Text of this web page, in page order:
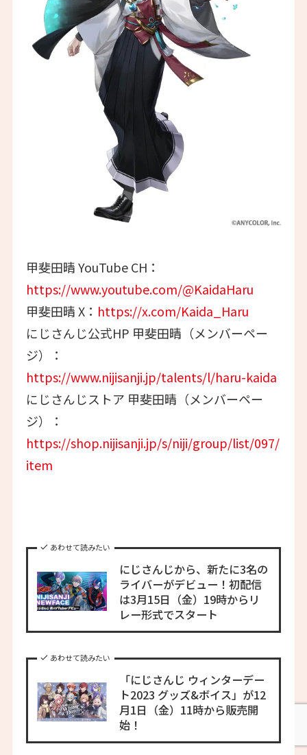
甲斐田晴 YouTube CH：
https://www.youtube.com/@KaidaHaru
甲斐田晴 X： https://x.com/Kaida_Haru
にじさんじ公式HP 甲斐田晴（メンバーペー
ジ）：
https://www.nijisanji.jp/talents/l/haru-kaida
にじさんじストア 甲斐田晴（メンバーペー
ジ）：
https://shop.nijisanji.jp/s/niji/group/list/097/
item
あわせて読みたい
にじさんじから、新たに3名の
ライバーがデビュー！初配信
は3月15日（金）19時からリ
レー形式でスタート
あわせて読みたい
「にじさんじ ウィンターデー
ト2023 グッズ&ボイス」が12
月1日（金）11時から販売開
始！